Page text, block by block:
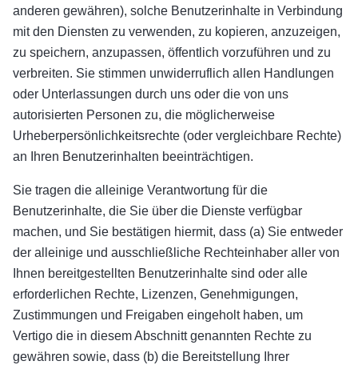
anderen gewähren), solche Benutzerinhalte in Verbindung
mit den Diensten zu verwenden, zu kopieren, anzuzeigen,
zu speichern, anzupassen, öffentlich vorzuführen und zu
verbreiten. Sie stimmen unwiderruflich allen Handlungen
oder Unterlassungen durch uns oder die von uns
autorisierten Personen zu, die möglicherweise
Urheberpersönlichkeitsrechte (oder vergleichbare Rechte)
an Ihren Benutzerinhalten beeinträchtigen.
Sie tragen die alleinige Verantwortung für die
Benutzerinhalte, die Sie über die Dienste verfügbar
machen, und Sie bestätigen hiermit, dass (a) Sie entweder
der alleinige und ausschließliche Rechteinhaber aller von
Ihnen bereitgestellten Benutzerinhalte sind oder alle
erforderlichen Rechte, Lizenzen, Genehmigungen,
Zustimmungen und Freigaben eingeholt haben, um
Vertigo die in diesem Abschnitt genannten Rechte zu
gewähren sowie, dass (b) die Bereitstellung Ihrer